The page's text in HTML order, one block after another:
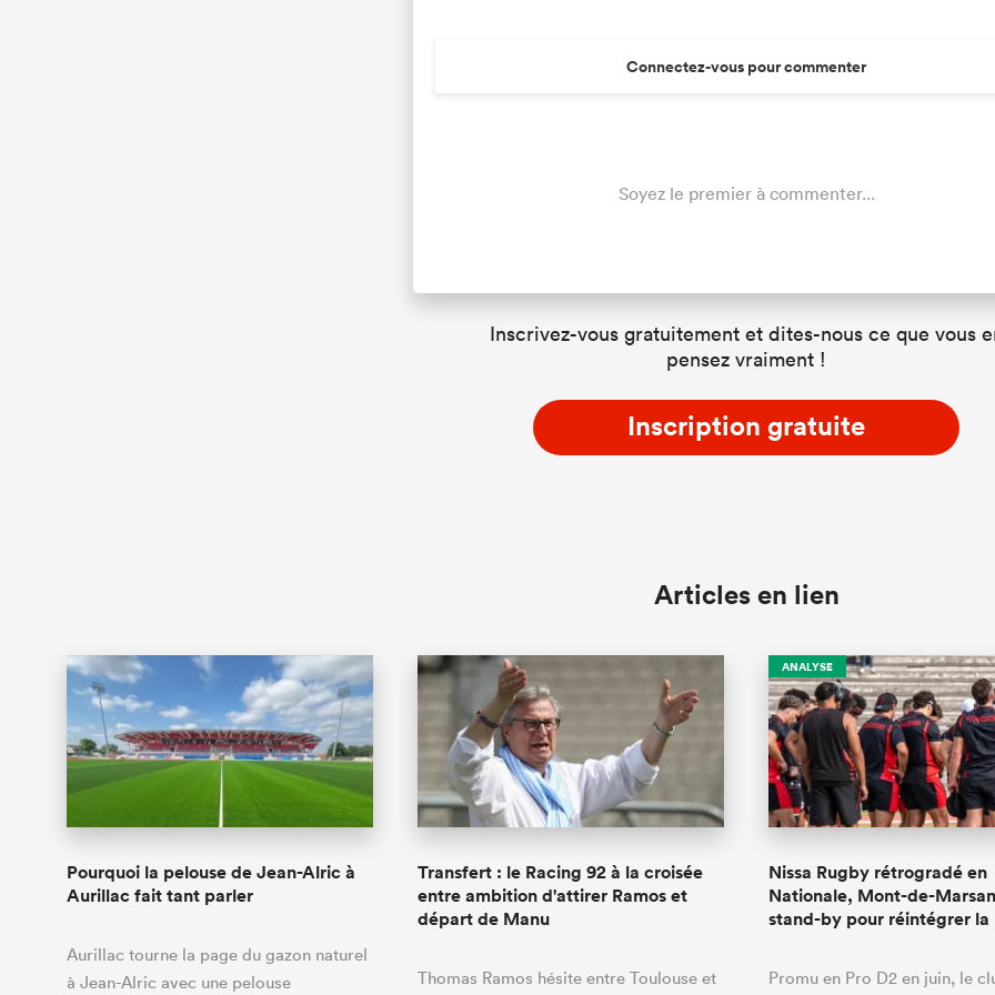
Connectez-vous pour commenter
Soyez le premier à commenter...
Inscrivez-vous gratuitement et dites-nous ce que vous
pensez vraiment !
Inscription gratuite
Articles en lien
Pourquoi la pelouse de Jean-Alric à
Aurillac fait tant parler
Aurillac tourne la page du gazon naturel
à Jean-Alric avec une pelouse
Transfert : le Racing 92 à la croisée
entre ambition d'attirer Ramos et
départ de Manu
Thomas Ramos hésite entre Toulouse et
ANALYSE
Nissa Rugby rétrogradé en
Nationale, Mont-de-
stand-by pour réintégrer la
Promu en Pro D2 en juin, le